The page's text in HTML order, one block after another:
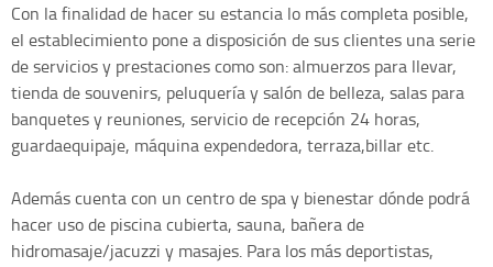
Con la finalidad de hacer su estancia lo más completa posible,
el establecimiento pone a disposición de sus clientes una serie
de servicios y prestaciones como son: almuerzos para llevar,
tienda de souvenirs, peluquería y salón de belleza, salas para
banquetes y reuniones, servicio de recepción 24 horas,
guardaequipaje, máquina expendedora, terraza,billar etc.
Además cuenta con un centro de spa y bienestar dónde podrá
hacer uso de piscina cubierta, sauna, bañera de
hidromasaje/jacuzzi y masajes. Para los más deportistas,